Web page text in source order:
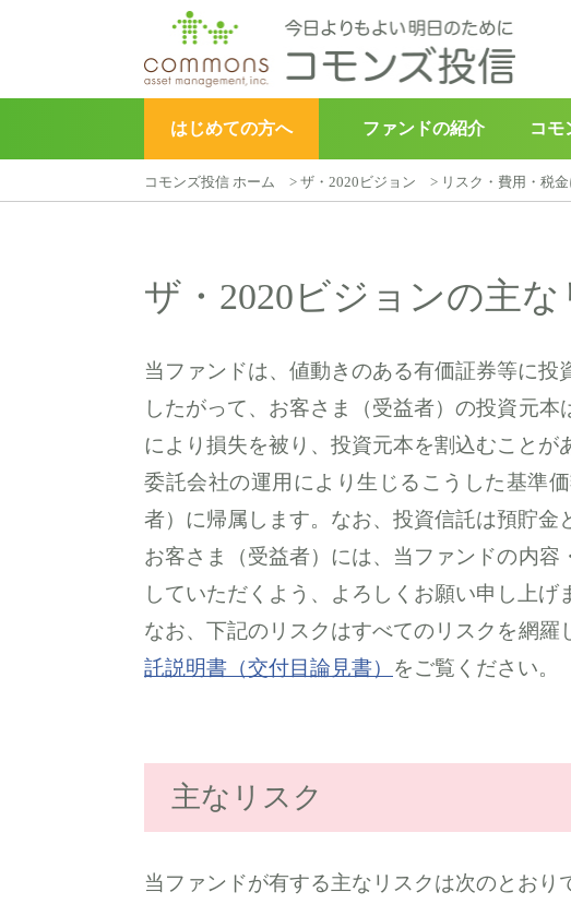
はじめての方へ ファンドの紹介 コモ
▶︎ こどもトラスト ▶︎ コ
コモンズ投信 ホーム > ザ・2020ビジョン > リスク・費用・税
ザ・2020ビジョンの主な
当ファンドは、値動きのある有価証券等に投
したがって、お客さま（受益者）の投資元
により損失を被り、投資元本を割込むことが
委託会社の運用により生じるこうした基準
者）に帰属します。なお、投資信託は預貯金
お客さま（受益者）には、当ファンドの内
していただくよう、よろしくお願い申し上げ
なお、下記のリスクはすべてのリスクを網
託説明書（交付目論見書） をご覧ください。
主なリスク
当ファンドが有する主なリスクは次のとおり